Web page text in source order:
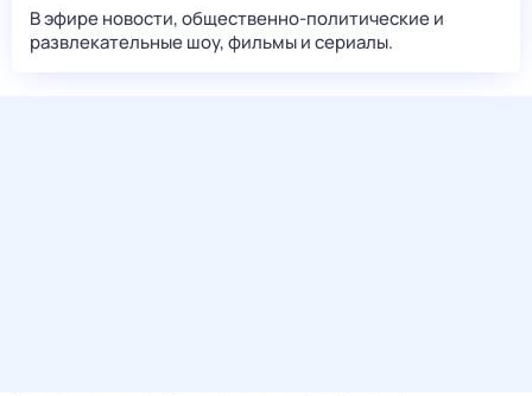
В эфире новости, общественно-политические и
развлекательные шоу, фильмы и сериалы.